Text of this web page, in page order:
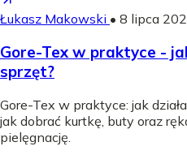
Łukasz Makowski • 8 lipca
Gore-Tex w praktyce -
sprzęt?
Gore-Tex w praktyce: jak
jak dobrać kurtkę, buty oraz
pielęgnację.